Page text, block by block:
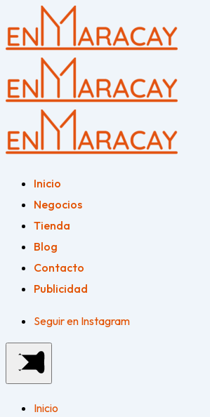
Inicio
Negocios
Tienda
Blog
Contacto
Publicidad
Seguir en Instagram
Inicio